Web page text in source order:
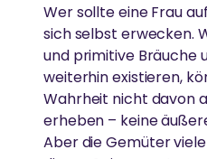
Wer sollte eine Frau
sich selbst erwecken.
und primitive Bräuche
weiterhin existieren,
Wahrheit nicht davon
erheben – keine
Aber die Gemüter